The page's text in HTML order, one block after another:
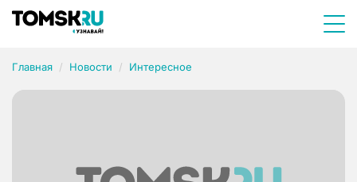
Главная Новости Интересное